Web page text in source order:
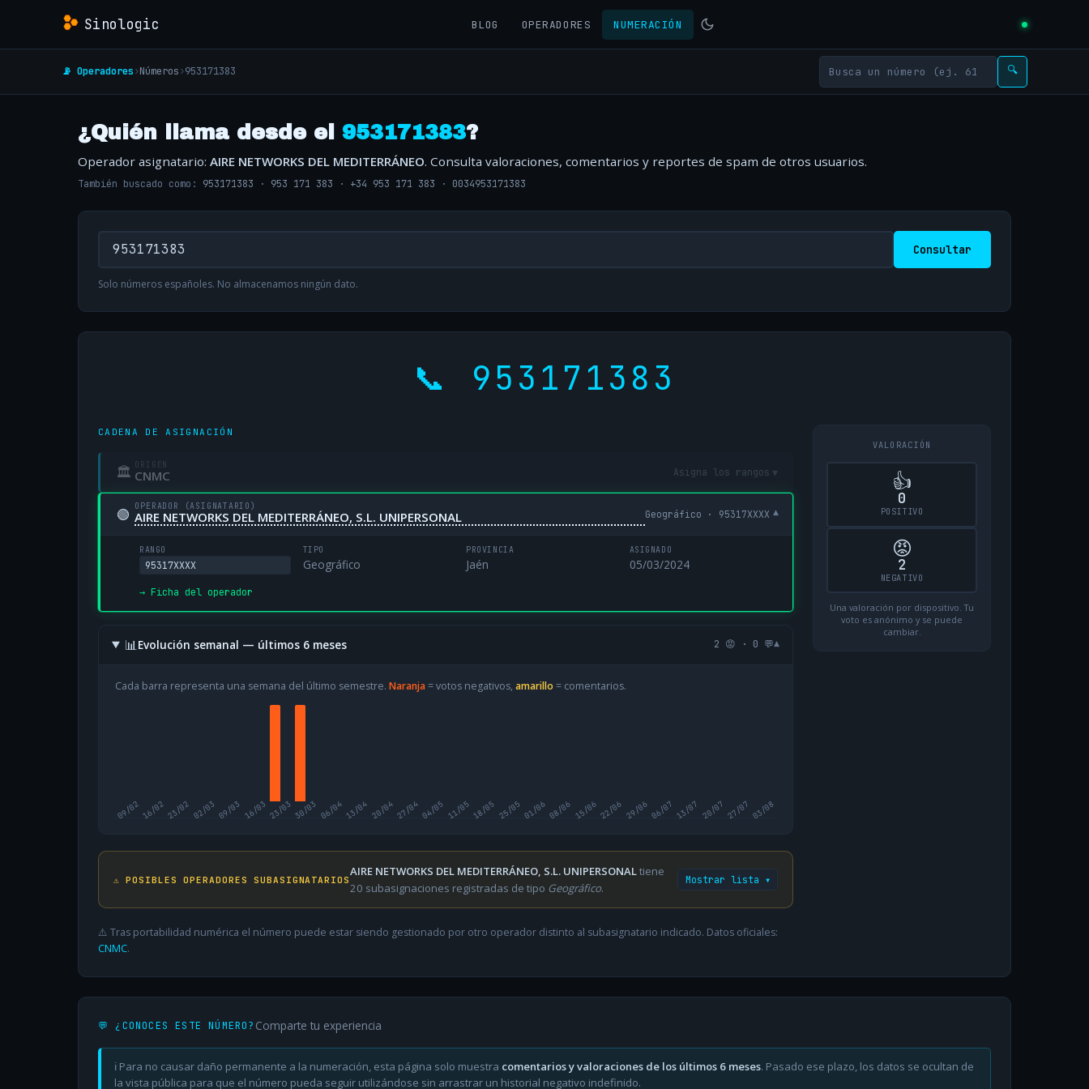
Sinologic BLOG OPERADORES NUMERACIÓN
📡 Operadores›Números›953171383 🔍
¿Quién llama desde el 953171383?
Operador asignatario: AIRE NETWORKS DEL MEDITERRÁNEO. Consulta valoraciones, comentarios y reportes de spam de otros usuarios.
También buscado como: 953171383 · 953 171 383 · +34 953 171 383 · 0034953171383
Consultar
Solo números españoles. No almacenamos ningún dato.
📞 953171383
CADENA DE ASIGNACIÓN
🏛 ORIGEN
CNMC Asigna los rangos ▾
🟢 OPERADOR (ASIGNATARIO)
AIRE NETWORKS DEL MEDITERRÁNEO, S.L. UNIPERSONAL Geográfico · 95317XXXX ▾
RANGO
95317XXXX
TIPO
Geográfico
PROVINCIA
Jaén
ASIGNADO
05/03/2024
→ Ficha del operador
📊Evolución semanal — últimos 6 meses 2 😡 · 0 💬▾
Cada barra representa una semana del último semestre. Naranja= votos negativos, amarillo = comentarios.
09/0216/0223/02 02/03 09/03 16/03 23/03 30/03 06/0413/04 20/0427/0404/05 11/0518/05 25/0501/0608/06 15/0622/06 29/0606/07 13/07 20/07 27/07 03/08
⚠️ POSIBLES OPERADORES SUBASIGNATARIOS
AIRE NETWORKS DEL MEDITERRÁNEO, S.L. UNIPERSONALtiene
20 subasignaciones registradas de tipo Geográfico.
Mostrar lista ▾
⚠️ Tras portabilidad numérica el número puede estar siendo gestionado por otro operador distinto al subasignatario indicado. Datos oficiales:
CNMC.
VALORACIÓN
👍
0
POSITIVO
😡
2
NEGATIVO
Una valoración por dispositivo. Tu
voto es anónimo y se puede
cambiar.
💬 ¿CONOCES ESTE NÚMERO? Comparte tu experiencia
ℹ️ Para no causar daño permanente a la numeración, esta página solo muestra comentarios y valoraciones de los últimos 6 meses. Pasado ese plazo, los datos se ocultan de
la vista pública para que el número pueda seguir utilizándose sin arrastrar un historial negativo indefinido.